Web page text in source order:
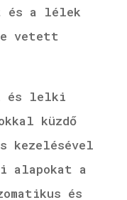
és a lélek
vetett
és lelki
küzdő
kezelésével
alapokat a
és